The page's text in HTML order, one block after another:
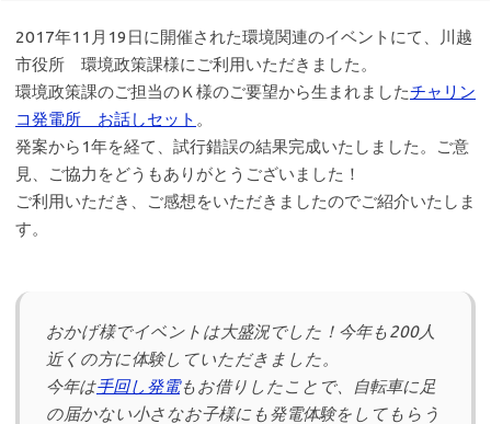
2017年11月19日に開催された環境関連のイベントにて、川越
市役所 環境政策課様にご利用いただきました。
環境政策課のご担当のＫ様のご要望から生まれましたチャリン
コ発電所 お話しセット 。
発案から1年を経て、試行錯誤の結果完成いたしました。ご意
見、ご協力をどうもありがとうございました！
ご利用いただき、ご感想をいただきましたのでご紹介いたしま
す。
おかげ様でイベントは大盛況でした！今年も200人
近くの方に体験していただきました。
今年は手回し発電もお借りしたことで、自転車に足
の届かない小さなお子様にも発電体験をしてもらう